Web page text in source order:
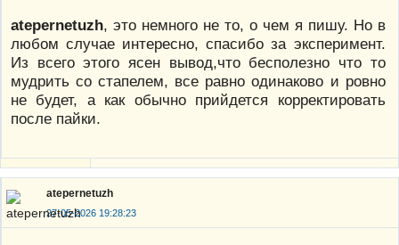
atepernetuzh, это немного не то, о чем я пишу. Но в
любом случае интересно, спасибо за эксперимент.
Из всего этого ясен вывод,что бесполезно что то
мудрить со стапелем, все равно одинаково и ровно
не будет, а как обычно прийдется корректировать
после пайки.
atepernetuzh
27-05-2026 19:28:23